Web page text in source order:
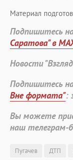
Материал
Подпишитесь
Саратова" в
Новости
Подпишитесь
Вне формата":
Вы можете
наш телеграм-
Пугачев ДТП